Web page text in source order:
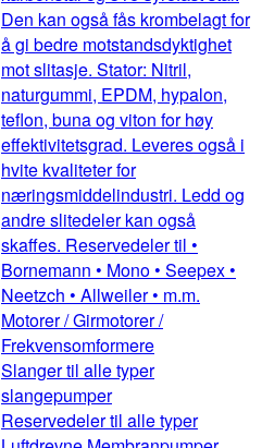
Den kan også fås krombelagt for
å gi bedre motstandsdyktighet
mot slitasje. Stator: Nitril,
naturgummi, EPDM, hypalon,
teflon, buna og viton for høy
effektivitetsgrad. Leveres også i
hvite kvaliteter for
næringsmiddelindustri. Ledd og
andre slitedeler kan også
skaffes. Reservedeler til •
Bornemann • Mono • Seepex •
Neetzch • Allweiler • m.m.
Motorer / Girmotorer /
Frekvensomformere
Slanger til alle typer
slangepumper
Reservedeler til alle typer